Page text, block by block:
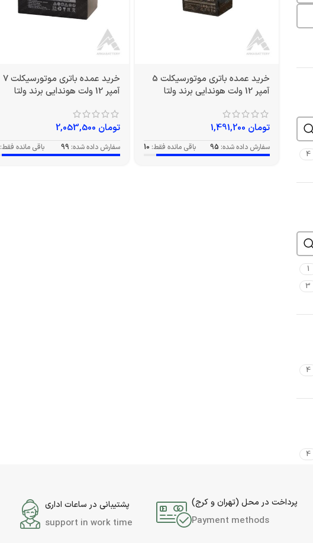
4
1
3
4
4
خرید عمده باتری موتورسیکلت 5
آمپر 12 ولت هوندایی برند ولتا
تومان
سفارش داده شده: 95 باقی مانده فقط: 10
خرید عمده باتری موتورسیکلت 7
آمپر 12 ولت هوندایی برند ولتا
تومان
سفارش داده شده: 99 باقی مانده فقط:
پرداخت در محل (تهران و کرج)
Payment methods
پشتیبانی در ساعات اداری
support in work time